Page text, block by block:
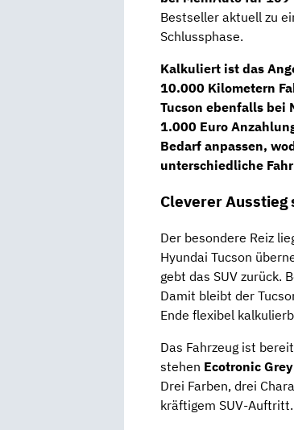
Bestseller aktuell zu
Schlussphase.
Kalkuliert ist das
10.000 Kilometern
Tucson ebenfalls bei
1.000 Euro
Bedarf anpassen,
unterschiedliche
Cleverer Ausstieg
Der besondere Reiz
Hyundai Tucson
gebt das SUV zurück.
Damit bleibt der
Ende flexibel
Das Fahrzeug ist
stehen Ecotronic
Drei Farben, drei
kräftigem SUV-Auftritt.